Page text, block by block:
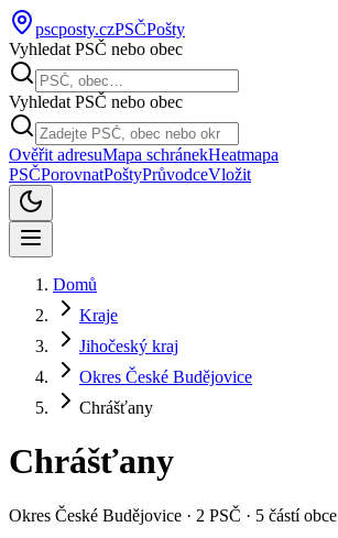
pscposty.czPSČPošty
Vyhledat PSČ nebo obec
Vyhledat PSČ nebo obec
Ověřit adresuMapa schránekHeatmapa
PSČPorovnatPoštyPrůvodceVložit
Domů
Kraje
Jihočeský kraj
Okres České Budějovice
Chrášťany
Chrášťany
Okres České Budějovice · 2 PSČ · 5 částí obce